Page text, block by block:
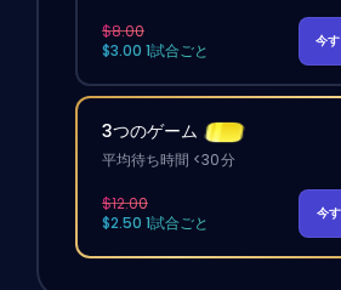
$8.00
$3.00 1試合ごと
今
3つのゲーム
平均待ち時間 <30分
$12.00
$2.50 1試合ごと
今